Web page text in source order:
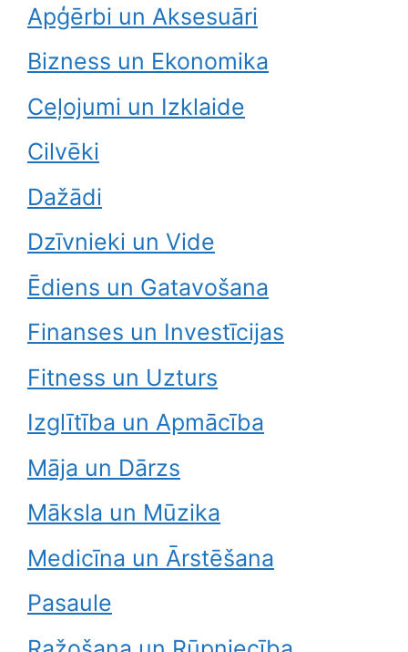
Apģērbi un Aksesuāri
Bizness un Ekonomika
Ceļojumi un Izklaide
Cilvēki
Dažādi
Dzīvnieki un Vide
Ēdiens un Gatavošana
Finanses un Investīcijas
Fitness un Uzturs
Izglītība un Apmācība
Māja un Dārzs
Māksla un Mūzika
Medicīna un Ārstēšana
Pasaule